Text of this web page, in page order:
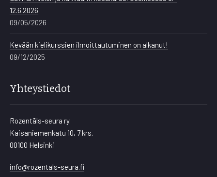
12.6.2026
09/05/2026
Kevään kielikurssien ilmoittautuminen on alkanut!
09/12/2025
Yhteystiedot
Rozentāls-seura ry.
Kaisaniemenkatu 10, 7 krs.
00100 Helsinki
info@rozentals-seura.fi